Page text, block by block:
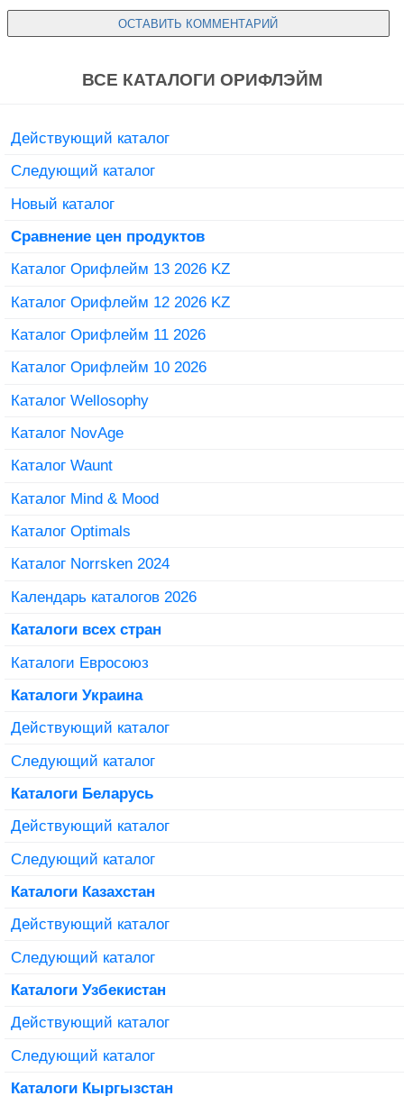
ВСЕ КАТАЛОГИ ОРИФЛЭЙМ
Действующий каталог
Следующий каталог
Новый каталог
Сравнение цен продуктов
Каталог Орифлейм 13 2026 KZ
Каталог Орифлейм 12 2026 KZ
Каталог Орифлейм 11 2026
Каталог Орифлейм 10 2026
Каталог Wellosophy
Каталог NovAge
Каталог Waunt
Каталог Mind & Mood
Каталог Optimals
Каталог Norrsken 2024
Календарь каталогов 2026
Каталоги всех стран
Каталоги Евросоюз
Каталоги Украина
Действующий каталог
Следующий каталог
Каталоги Беларусь
Действующий каталог
Следующий каталог
Каталоги Казахстан
Действующий каталог
Следующий каталог
Каталоги Узбекистан
Действующий каталог
Следующий каталог
Каталоги Кыргызстан